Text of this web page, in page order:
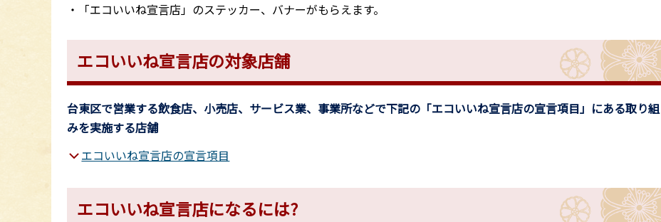
・「エコいいね宣言店」のステッカー、バナーがもらえます。
エコいいね宣言店の対象店舗
台東区で営業する飲食店、小売店、サービス業、事業所などで下記の「エコいいね宣言店の宣言項目」にある取り組
みを実施する店舗
エコいいね宣言店の宣言項目
エコいいね宣言店になるには?